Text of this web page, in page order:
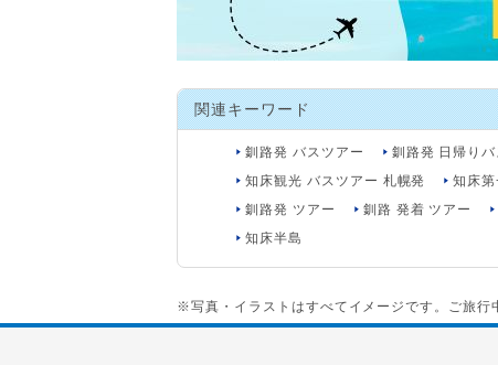
関連キーワード
釧路発 バスツアー 釧路発 日帰り
知床観光 バスツアー 札幌発
知床
釧路発 ツアー
釧路 発着 ツアー
知床半島
※写真・イラストはすべてイメージです。ご旅行